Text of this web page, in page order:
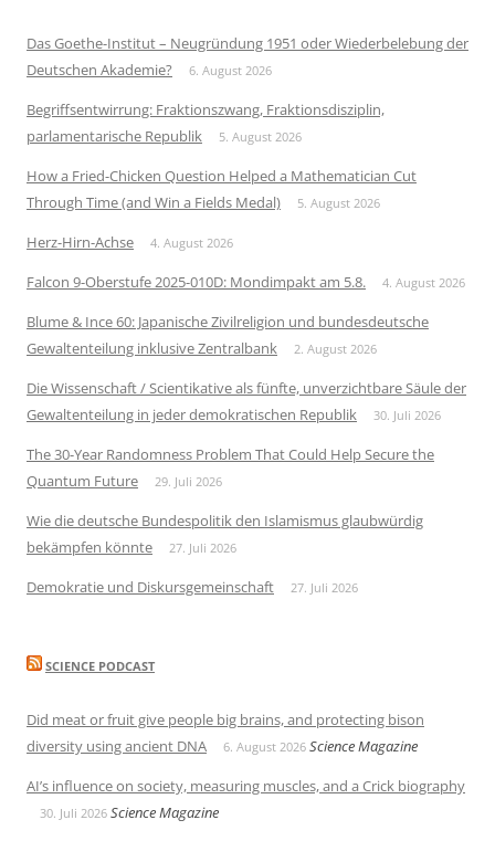
Das Goethe-Institut – Neugründung 1951 oder Wiederbelebung der
Deutschen Akademie?
6. August 2026
Begriffsentwirrung: Fraktionszwang, Fraktionsdisziplin,
parlamentarische Republik
5. August 2026
How a Fried-Chicken Question Helped a Mathematician Cut
Through Time (and Win a Fields Medal)
5. August 2026
Herz-Hirn-Achse 4. August 2026
Falcon 9-Oberstufe 2025-010D: Mondimpakt am 5.8. 4. August 2026
Blume & Ince 60: Japanische Zivilreligion und bundesdeutsche
Gewaltenteilung inklusive Zentralbank
2. August 2026
Die Wissenschaft / Scientikative als fünfte, unverzichtbare Säule der
Gewaltenteilung in jeder demokratischen Republik
30. Juli 2026
The 30-Year Randomness Problem That Could Help Secure the
Quantum Future
29. Juli 2026
Wie die deutsche Bundespolitik den Islamismus glaubwürdig
bekämpfen könnte
27. Juli 2026
Demokratie und Diskursgemeinschaft 27. Juli 2026
SCIENCE PODCAST
Did meat or fruit give people big brains, and protecting bison
diversity using ancient DNA
6. August 2026 Science Magazine
AI’s influence on society, measuring muscles, and a Crick biography
30. Juli 2026 Science Magazine